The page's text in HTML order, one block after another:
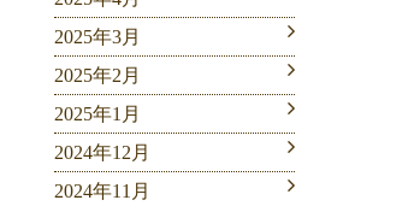
2025年3月
2025年2月
2025年1月
2024年12月
2024年11月